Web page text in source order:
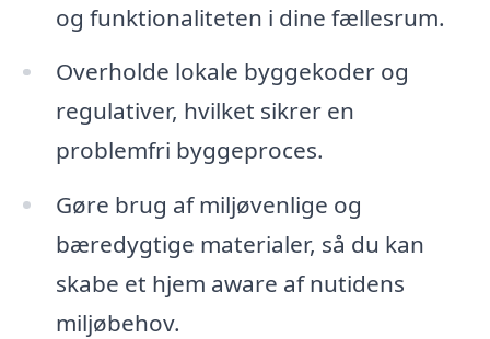
og funktionaliteten i dine fællesrum.
Overholde lokale byggekoder og
regulativer, hvilket sikrer en
problemfri byggeproces.
Gøre brug af miljøvenlige og
bæredygtige materialer, så du kan
skabe et hjem aware af nutidens
miljøbehov.